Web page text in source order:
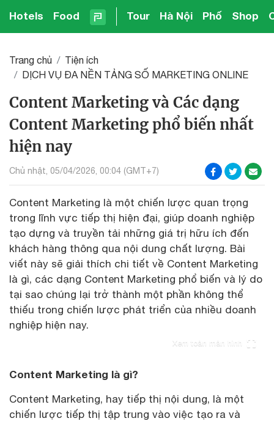
Hotels Food Tour Hà Nội Phố Shop
Trang chủ
Tiện ích
DỊCH VỤ ĐA NỀN TẢNG SỐ MARKETING ONLINE
Content Marketing và Các dạng
Content Marketing phổ biến nhất
hiện nay
Chủ nhật, 05/04/2026, 00:04 (GMT+7)
Content Marketing là một chiến lược quan trọng
trong lĩnh vực tiếp thị hiện đại, giúp doanh nghiệp
tạo dựng và truyền tải những giá trị hữu ích đến
khách hàng thông qua nội dung chất lượng. Bài
viết này sẽ giải thích chi tiết về Content Marketing
là gì, các dạng Content Marketing phổ biến và lý do
tại sao chúng lại trở thành một phần không thể
thiếu trong chiến lược phát triển của nhiều doanh
nghiệp hiện nay.
Xem toàn màn hình
Content Marketing là gì?
Content Marketing, hay tiếp thị nội dung, là một
chiến lược tiếp thị tập trung vào việc tạo ra và